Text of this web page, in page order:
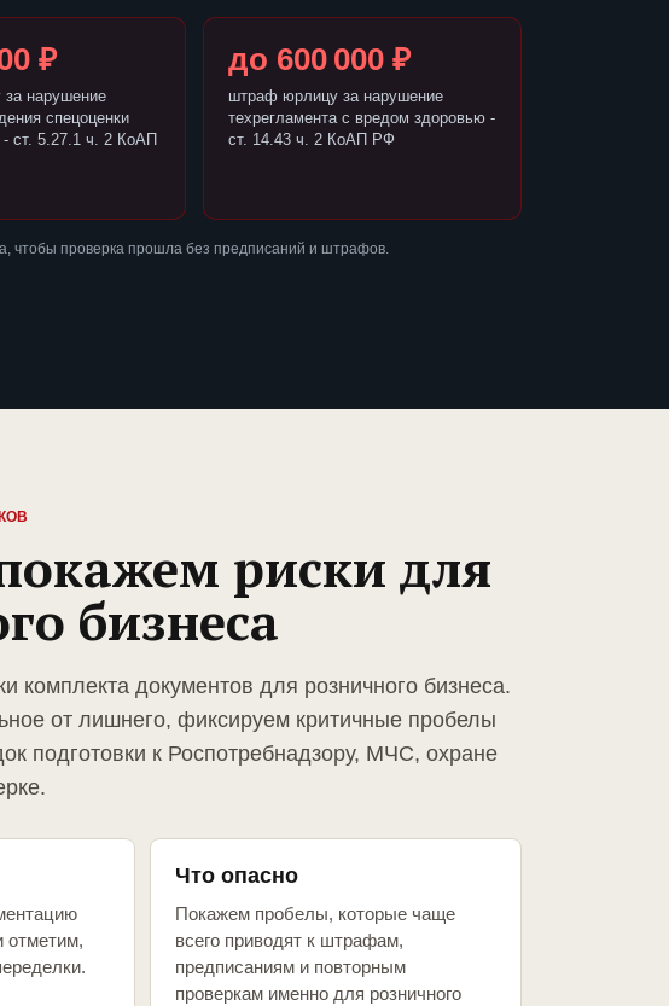
₽
нарушение
спецоценки
ст. 5.27.1 ч. 2 КоАП
до 600 000 ₽
штраф юрлицу за нарушение
техрегламента с вредом здоровью -
ст. 14.43 ч. 2 КоАП РФ
чтобы проверка прошла без предписаний и штрафов.
риски для
бизнеса
комплекта документов для розничного бизнеса.
от лишнего, фиксируем критичные пробелы
подготовки к Роспотребнадзору, МЧС, охране
отметим,
Что опасно
Покажем пробелы, которые чаще
всего приводят к штрафам,
предписаниям и повторным
проверкам именно для розничного